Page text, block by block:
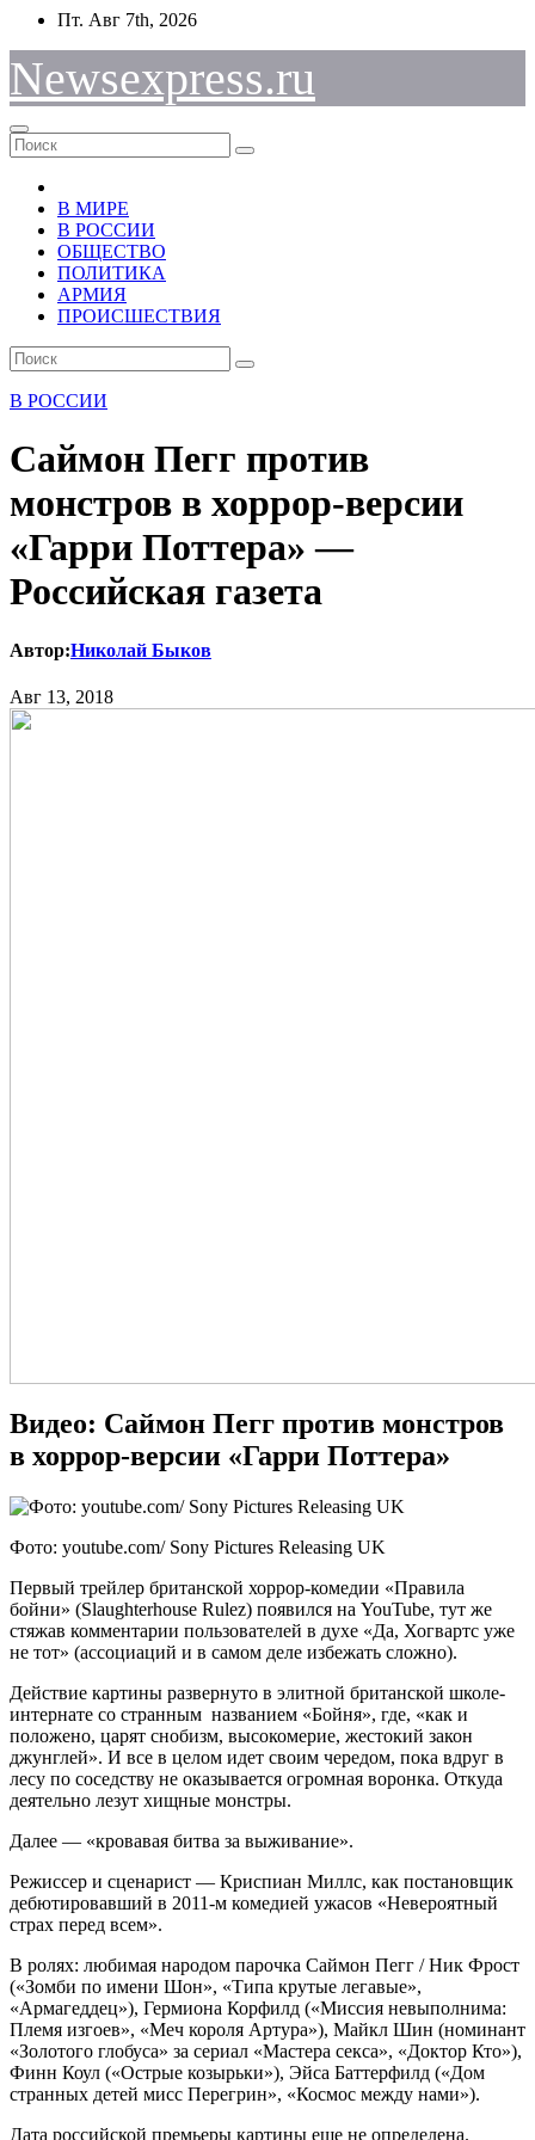
Перейти
содержимому
Пт. Авг 7th, 2026
Newsexpress.ru
В МИРЕ
В РОССИИ
ОБЩЕСТВО
ПОЛИТИКА
АРМИЯ
ПРОИСШЕСТВИЯ
В РОССИИ
Саймон Пегг против
монстров в хоррор-версии
«Гарри Поттера» —
Российская газета
Автор:Николай Быков
Авг 13, 2018
Видео: Саймон Пегг против монстров
в хоррор-версии «Гарри Поттера»
Фото: youtube.com/ Sony Pictures Releasing UK
Первый трейлер британской хоррор-комедии «Правила
бойни» (Slaughterhouse Rulez) появился на YouTube, тут же
стяжав комментарии пользователей в духе «Да, Хогвартс уже
не тот» (ассоциаций и в самом деле избежать сложно).
Действие картины развернуто в элитной британской школе-
интернате со странным названием «Бойня», где, «как и
положено, царят снобизм, высокомерие, жестокий закон
джунглей». И все в целом идет своим чередом, пока вдруг в
лесу по соседству не оказывается огромная воронка. Откуда
деятельно лезут хищные монстры.
Далее — «кровавая битва за выживание».
Режиссер и сценарист — Криспиан Миллс, как постановщик
дебютировавший в 2011-м комедией ужасов «Невероятный
страх перед всем».
В ролях: любимая народом парочка Саймон Пегг / Ник Фрост
(«Зомби по имени Шон», «Типа крутые легавые»,
«Армагеддец»), Гермиона Корфилд («Миссия невыполнима:
Племя изгоев», «Меч короля Артура»), Майкл Шин (номинант
«Золотого глобуса» за сериал «Мастера секса», «Доктор Кто»),
Финн Коул («Острые козырьки»), Эйса Баттерфилд («Дом
странных детей мисс Перегрин», «Космос между нами»).
Дата российской премьеры картины еще не определена.